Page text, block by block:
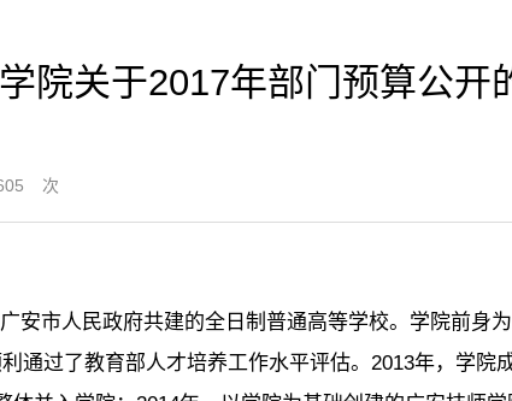
院关于2017年部门预算公开
次
安市人民政府共建的全日制普通高等学校。学院前身
通过了教育部人才培养工作水平评估。2013年，学院